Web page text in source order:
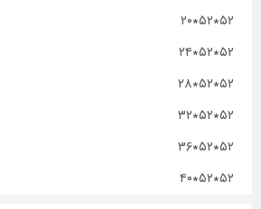
۵۲*۵۲*۲۰
۵۲*۵۲*۲۴
۵۲*۵۲*۲۸
۵۲*۵۲*۳۲
۵۲*۵۲*۳۶
۵۲*۵۲*۴۰